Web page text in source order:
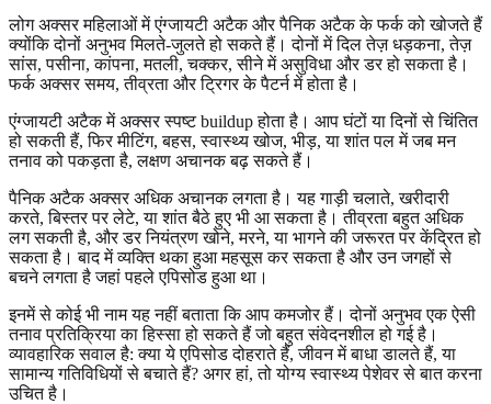
लोग अक्सर महिलाओं में एंग्जायटी अटैक और पैनिक अटैक के फर्क को खोजते हैं
क्योंकि दोनों अनुभव मिलते-जुलते हो सकते हैं। दोनों में दिल तेज़ धड़कना, तेज़
सांस, पसीना, कांपना, मतली, चक्कर, सीने में असुविधा और डर हो सकता है।
फर्क अक्सर समय, तीव्रता और ट्रिगर के पैटर्न में होता है।
एंग्जायटी अटैक में अक्सर स्पष्ट buildup होता है। आप घंटों या दिनों से चिंतित
हो सकती हैं, फिर मीटिंग, बहस, स्वास्थ्य खोज, भीड़, या शांत पल में जब मन
तनाव को पकड़ता है, लक्षण अचानक बढ़ सकते हैं।
पैनिक अटैक अक्सर अधिक अचानक लगता है। यह गाड़ी चलाते, खरीदारी
करते, बिस्तर पर लेटे, या शांत बैठे हुए भी आ सकता है। तीव्रता बहुत अधिक
लग सकती है, और डर नियंत्रण खोने, मरने, या भागने की जरूरत पर केंद्रित हो
सकता है। बाद में व्यक्ति थका हुआ महसूस कर सकता है और उन जगहों से
बचने लगता है जहां पहले एपिसोड हुआ था।
इनमें से कोई भी नाम यह नहीं बताता कि आप कमजोर हैं। दोनों अनुभव एक ऐसी
तनाव प्रतिक्रिया का हिस्सा हो सकते हैं जो बहुत संवेदनशील हो गई है।
व्यावहारिक सवाल है: क्या ये एपिसोड दोहराते हैं, जीवन में बाधा डालते हैं, या
सामान्य गतिविधियों से बचाते हैं? अगर हां, तो योग्य स्वास्थ्य पेशेवर से बात करना
उचित है।